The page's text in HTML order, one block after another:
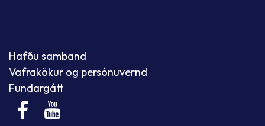
Hafðu samband
Vafrakökur og persónuvernd
Fundargátt